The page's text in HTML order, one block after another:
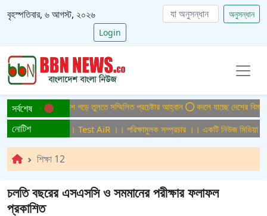
বৃহস্পতিবার, ৬ আগস্ট, ২০২৬
অনুসন্ধান
Login
সর্বশেষ বাংলাদেশ গড়ে তুলতে সম্মিলিত প্রচেষ্টার আহ্বান বদলে যাচ্ছে দেশের বিমান
নোটিশসম্প্রচার ।। Test AiR ।। পরিক্ষামুলক সম্প্রচার ।। একটি নিউজ মিডিয়া
শিক্ষা 12
চলতি বছরের এসএসসি ও সমমানের পরীক্ষার ফলাফল
প্রকাশিত